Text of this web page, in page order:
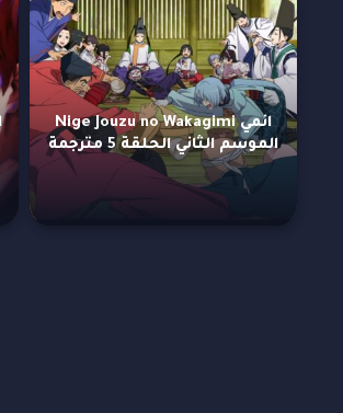
انمي Nige Jouzu no Wakagimi
الموسم الثاني الحلقة 5 مترجمة